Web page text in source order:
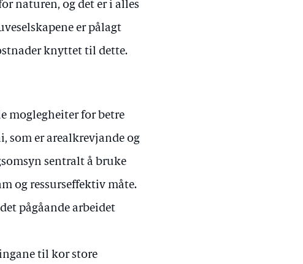
naturen, og det er i alles
er pålagt
knyttet til dette.
moglegheiter for betre
som er arealkrevjande og
sentralt å bruke
og ressurseffektiv måte.
pågåande arbeidet
til kor store